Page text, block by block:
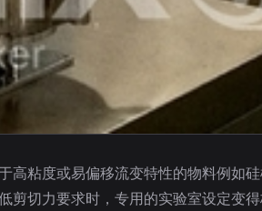
粘度或易偏移流变特性的物料例如
切力要求时，专用的实验室设定变